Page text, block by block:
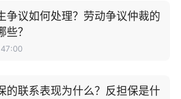
争议如何处理？劳动争议仲裁的
些？
的联系表现为什么？反担保是什